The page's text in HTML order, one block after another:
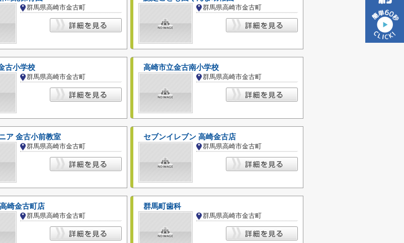
群馬県高崎市金古町 群馬県高崎市金古町
古小学校
群馬県高崎市金古町
高崎市立金古南小学校
群馬県高崎市金古町
ア 金古小前教室
群馬県高崎市金古町
セブンイレブン 高崎金古店
群馬県高崎市金古町
崎金古町店
群馬県高崎市金古町
群馬町歯科
群馬県高崎市金古町